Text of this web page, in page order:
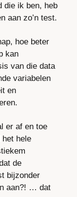
die ik ben, heb
hoe beter
kan
van die data
variabelen
en
er af en toe
hele
de
bijzonder
aan?! … dat